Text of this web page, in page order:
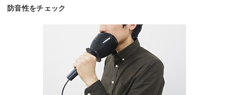
防音性をチェック